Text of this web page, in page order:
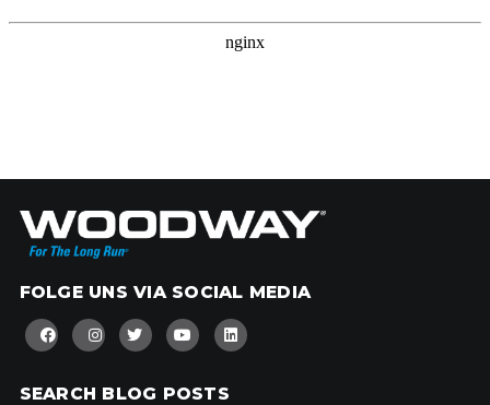
FOLGE UNS VIA SOCIAL MEDIA
SEARCH BLOG POSTS